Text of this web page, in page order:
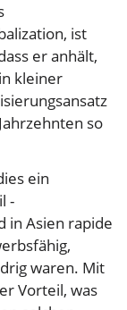
ist
er anhält,
kleiner
so
ein
-
in Asien rapide
waren. Mit
Vorteil, was